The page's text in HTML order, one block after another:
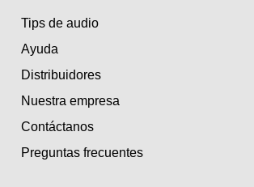
Tips de audio
Ayuda
Distribuidores
Nuestra empresa
Contáctanos
Preguntas frecuentes